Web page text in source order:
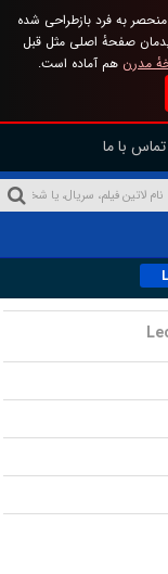
به فرد بازطراحی شده
صفحهٔ اصلی مثل قبل
مدرن هم آماده است.
تماس با ما